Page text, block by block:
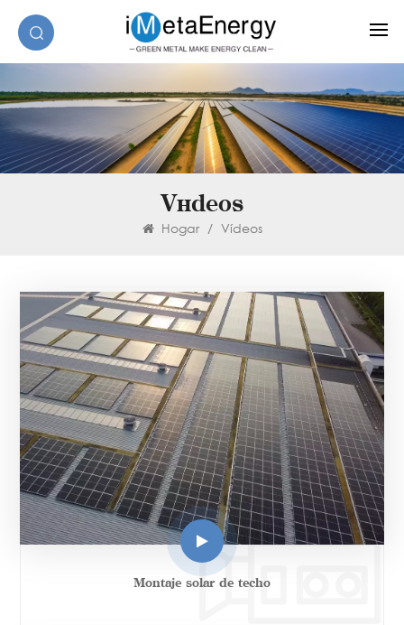
Vídeos
Hogar / Vídeos
Montaje solar de techo